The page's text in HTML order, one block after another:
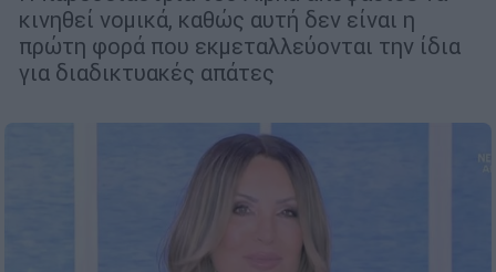
κινηθεί νομικά, καθώς αυτή δεν είναι η
πρώτη φορά που εκμεταλλεύονται την ίδια
για διαδικτυακές απάτες